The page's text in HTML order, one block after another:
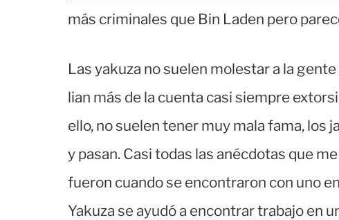
más criminales que Bin Laden pero
Las yakuza no suelen molestar a la
lian más de la cuenta casi siempre
ello, no suelen tener muy mala fama, los
y pasan. Casi todas las anécdotas que
fueron cuando se encontraron con uno
Yakuza se ayudó a encontrar trabajo en